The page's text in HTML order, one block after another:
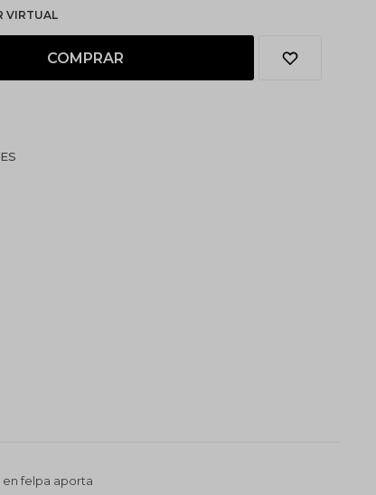
VIRTUAL
COMPRAR
en felpa aporta